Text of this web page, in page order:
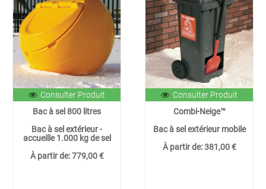
Consulter Produit
Bac à sel 800 litres
Bac à sel extérieur -
accueille 1.000 kg de sel
À partir de:779,00 €
Consulter Produit
Combi-Neige™
Bac à sel extérieur mobile
À partir de:381,00 €